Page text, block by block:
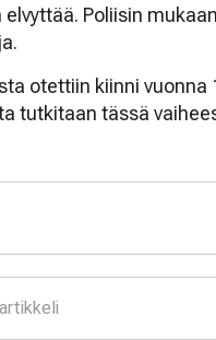
Poliisin
otettiin kiinni
tutkitaan tässä